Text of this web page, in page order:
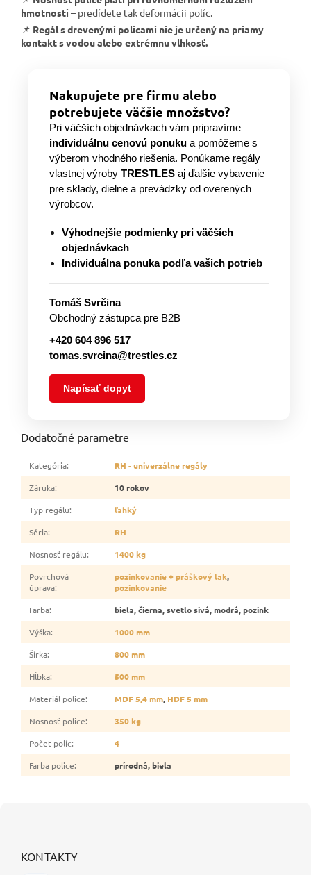
hmotnosti – predídete tak deformácii políc.
📌 Regál s drevenými policami nie je určený na priamy
kontakt s vodou alebo extrémnu vlhkosť.
Nakupujete pre firmu alebo
potrebujete väčšie množstvo?
Pri väčších objednávkach vám pripravíme
individuálnu cenovú ponuku a pomôžeme s
výberom vhodného riešenia. Ponúkame regály
vlastnej výroby TRESTLES aj ďalšie vybavenie
pre sklady, dielne a prevádzky od overených
výrobcov.
Výhodnejšie podmienky pri väčších
objednávkach
Individuálna ponuka podľa vašich potrieb
Tomáš Svrčina
Obchodný zástupca pre B2B
+420 604 896 517
tomas.svrcina@trestles.cz
Napísať dopyt
Dodatočné parametre
Kategória:
RH - univerzálne regály
Záruka:
10 rokov
Typ regálu:
ľahký
Séria:
RH
Nosnosť regálu:
1400 kg
Povrchová
úprava:
pozinkovanie + práškový lak,
pozinkovanie
Farba:
biela, čierna, svetlo sivá, modrá, pozink
Výška:
1000 mm
Šírka:
800 mm
Hĺbka:
500 mm
Materiál police: MDF 5,4 mm, HDF 5 mm
Nosnosť police:
350 kg
Počet políc:
4
Farba police: prírodná, biela
KONTAKTY